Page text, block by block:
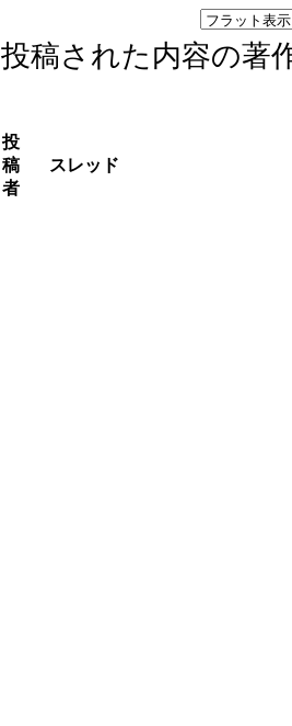
投稿された内容の著
投
稿
者
スレッド